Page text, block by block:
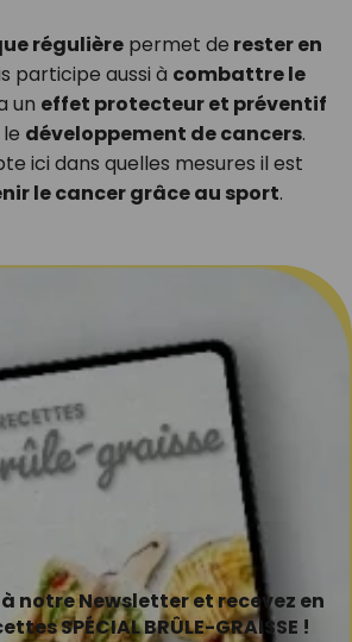
régulièrepermet de rester en
participe aussi à combattre le
un effet protecteur et préventif
développement de cancers.
ici dans quelles mesures il est
le cancer grâce au sport.
notre Newsletter et recevez en
SPÉCIAL BRÛLE-GRAISSE !